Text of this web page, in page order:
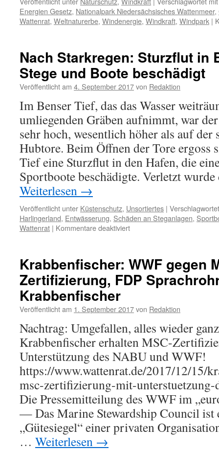
Energien Gesetz, Nationalpark Niedersächsisches Wattenmeer,
Wattenrat, Weltnaturerbe, Windenergie, Windkraft, Windpark |
Nach Starkregen: Sturzflut in
Stege und Boote beschädigt
Veröffentlicht am 4. September 2017von Redaktion
Im Benser Tief, das das Wasser
umliegenden Gräben aufnimmt, war
sehr hoch, wesentlich höher als auf der
Hubtore. Beim Öffnen der Tore ergoss
Tief eine Sturzflut in den Hafen, die
Sportboote beschädigte. Verletzt
Weiterlesen →
Veröffentlicht unter Küstenschutz, Unsortiertes |
Harlingerland, Entwässerung, Schäden an Steganlagen,
Wattenrat | Kommentare deaktiviertfür
in
Bensersiel
–
und
Boote
beschädigt
Krabbenfischer: WWF gegen
Zertifizierung, FDP
Krabbenfischer
Veröffentlicht am 1. September 2017von Redaktion
Nachtrag: Umgefallen, alles wieder
Krabbenfischer erhalten MSC-
Unterstützung des NABU und WWF!
https://www.wattenrat.de/2017/12/15/
msc-zertifizierung-mit-
Die Pressemitteilung des WWF im
— Das Marine Stewardship Council ist
„Gütesiegel“ einer privaten
… Weiterlesen →